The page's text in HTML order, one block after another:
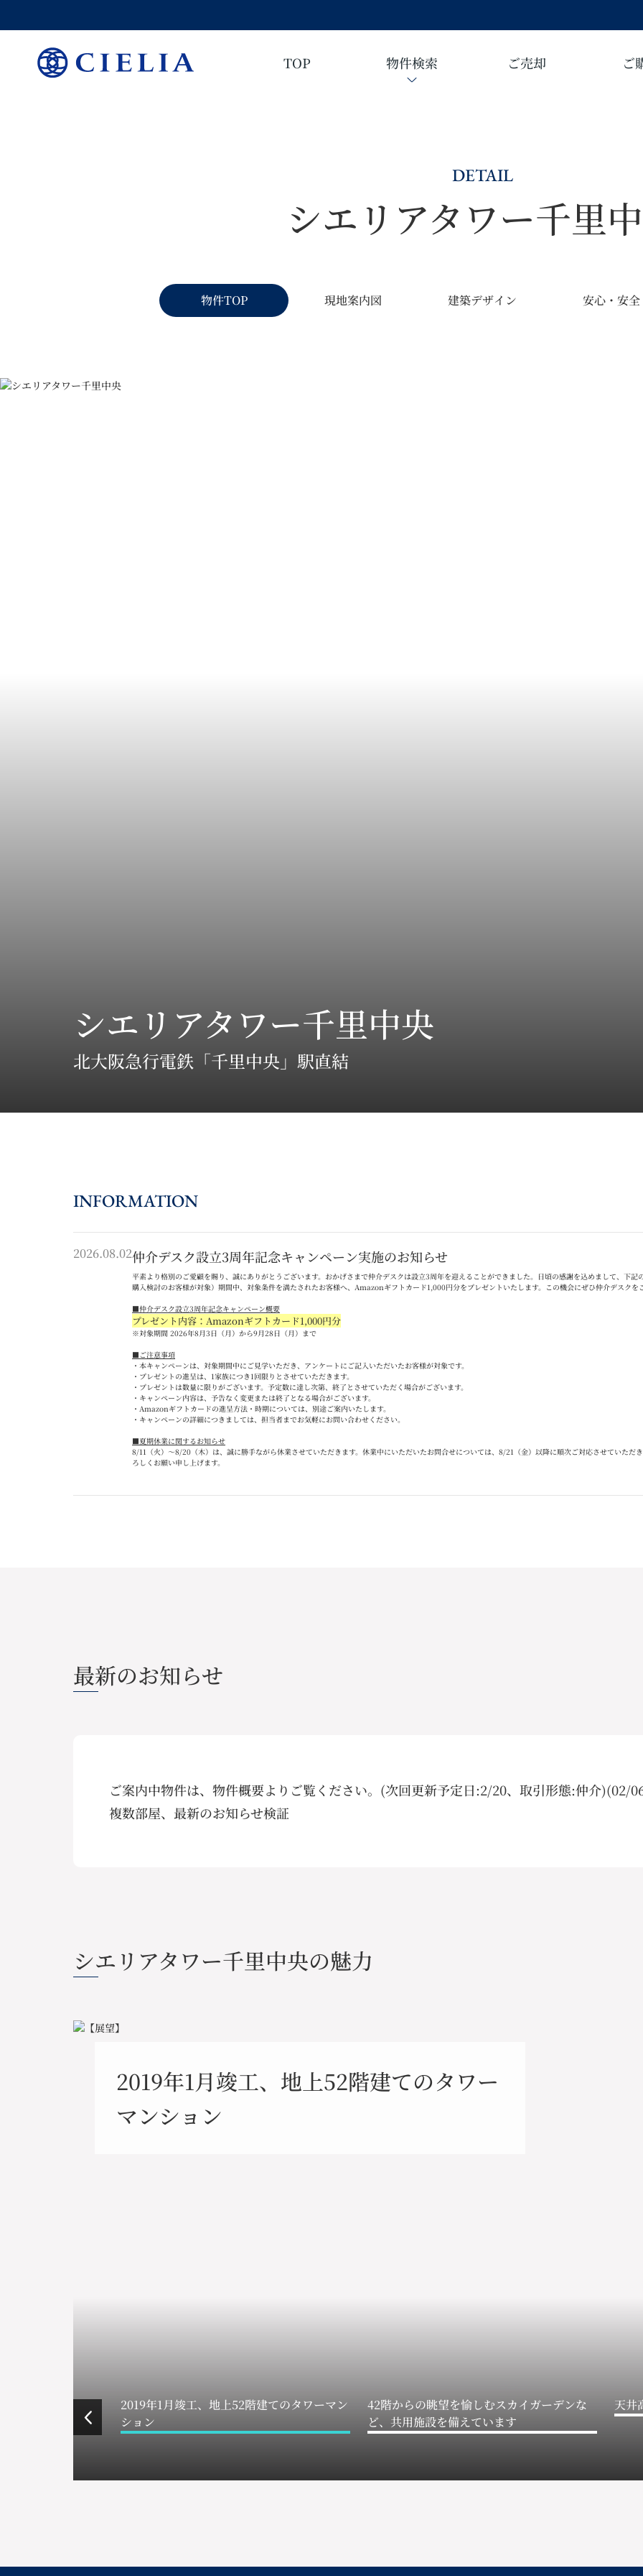
TOP 物件検索 ご売却 ご
DETAIL
シエリアタワー千里
物件TOP 現地案内図 建築デザイン 安心・安全
シエリアタワー千里中央
北大阪急行電鉄「千里中央」駅直結
INFORMATION
2026.08.02仲介デスク設立3周年記念キャンペーン実施のお知らせ
平素より格別のご愛顧を賜り、誠にありがとうございます。おかげさまで仲介デスクは設立3周年を迎えることができました。日頃の感謝を込めまして、下記
購入検討のお客様が対象）期間中、対象条件を満たされたお客様へ、 Amazonギフトカード1,000円分をプレゼントいたします。この機会にぜひ仲介デスクを
■仲介デスク設立3周年記念キャンペーン概要
プレゼント内容：Amazonギフトカード1,000円分
※対象期間 2026年8月3 日（月）から9月28 日（月）まで
■ ご注意事項
・本キャンペーンは、対象期間中にご見学いただき、アンケートにご記入いただいたお客様が対象です。
・プレゼントの進呈は、 1家族につき1回限りとさせていただきます。
・プレゼントは数量に限りがございます。予定数に達し次第、終了とさせていただく場合がございます。
・キャンペーン内容は、予告なく変更または終了となる場合がございます。
・ Amazonギフトカードの進呈方法・時期については、別途ご案内いたします。
・キャンペーンの詳細につきましては、担当者までお気軽にお問い合わせください。
■夏期休業に関するお知らせ
8/11 （火）～8/20 （木）は、誠に勝手ながら休業させていただきます。休業中にいただいたお問合せについては、 8/21 （金）以降に順次ご対応させていた
ろしくお願い申し上げます。
最新のお知らせ
ご案内中物件は、物件概要よりご覧ください。(次回更新予定日:2/20、取引形態:仲介)(02/
複数部屋、最新のお知らせ検証
シエリアタワー千里中央の魅力
2019年1月竣工、地上52階建てのタワー
マンション
2019年1月竣工、地上52階建てのタワーマン
ション
42階からの眺望を愉しむスカイガーデンな
ど、共用施設を備えています
天井